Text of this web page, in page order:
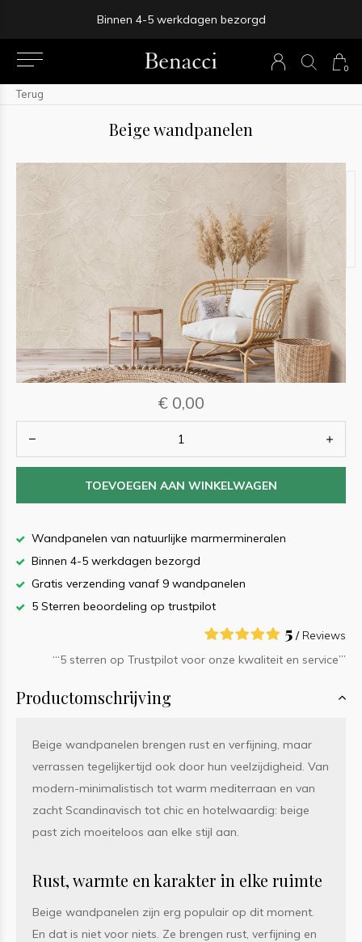
0
Binnen 4-5 werkdagen bezorgd
Terug
Beige wandpanelen
€ 0,00
TOEVOEGEN AAN WINKELWAGEN
Wandpanelen van natuurlijke marmermineralen
Binnen 4-5 werkdagen bezorgd
Gratis verzending vanaf 9 wandpanelen
5 Sterren beoordeling op trustpilot
5 / Reviews
‘“5 sterren op Trustpilot voor onze kwaliteit en service”’
Productomschrijving
Beige wandpanelen brengen rust en verfijning, maar
verrassen tegelijkertijd ook door hun veelzijdigheid. Van
modern-minimalistisch tot warm mediterraan en van
zacht Scandinavisch tot chic en hotelwaardig: beige
past zich moeiteloos aan elke stijl aan.
Rust, warmte en karakter in elke ruimte
Beige wandpanelen zijn erg populair op dit moment.
En dat is niet voor niets. Ze brengen rust, verfijning en